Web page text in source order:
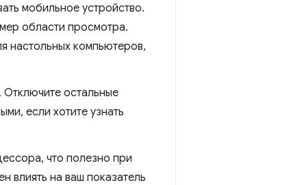
мобильное устройство.
области просмотра.
настольных компьютеров,
Отключите остальные
если хотите узнать
что полезно при
влиять на ваш показатель